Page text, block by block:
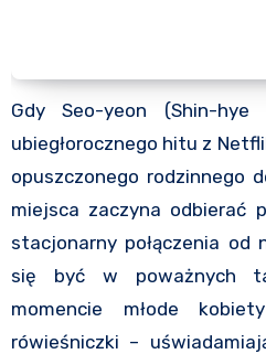
Gdy Seo-yeon (Shin-
ubiegłorocznego hitu z
opuszczonego rodzinnego
miejsca zaczyna odbierać
stacjonarny połączenia od
się być w poważnych
momencie młode
rówieśniczki –